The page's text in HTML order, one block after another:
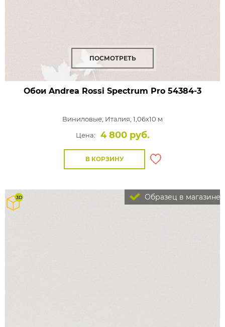
ПОСМОТРЕТЬ
Обои Andrea Rossi Spectrum Pro 54384-3
Виниловые, Италия, 1,06x10 м
Цена:
4 800 руб.
В КОРЗИНУ
Образец в магазине